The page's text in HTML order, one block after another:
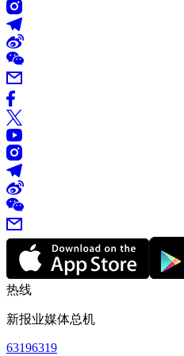
热线
新报业媒体总机
63196319